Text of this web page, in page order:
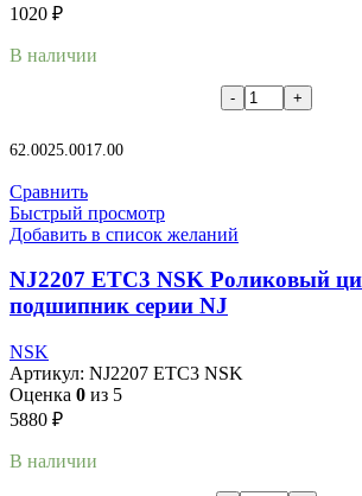
1020 ₽
В наличии
62.0025.0017.00
Сравнить
Быстрый просмотр
Добавить в список желаний
NJ2207 ETC3 NSK Роликовый
подшипник серии NJ
NSK
Артикул: NJ2207 ETC3 NSK
Оценка 0 из 5
5880 ₽
В наличии